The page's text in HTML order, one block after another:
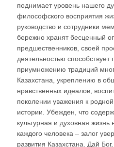
поднимает уровень нашего
философского восприятия
руководство и сотрудники
бережно хранят бесценный
предшественников, своей
деятельностью способствует
приумножению традиций
Казахстана, укреплению в
нравственных идеалов,
поколении уважения к
истории. Убежден, что
культурная и духовная
каждого человека – залог
развития Казахстана. Дай